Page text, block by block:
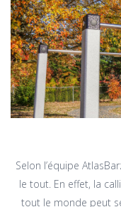
Selon l’équipe
le tout. En effet, la
tout le monde peut